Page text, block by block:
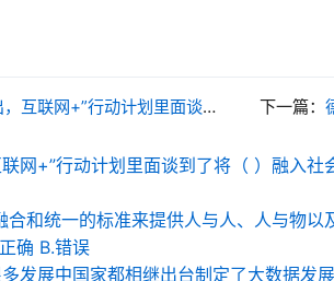
了将（ ）融入社会各个领域。 A.绿色发展 B.党务工作 C.创新成果 D.信息化 下一篇：
网+”行动计划里面谈到了将（ ）融入
和统一的标准来提供人与人、人与物以
确 B.错误
发展中国家都相继出台制定了大数据发